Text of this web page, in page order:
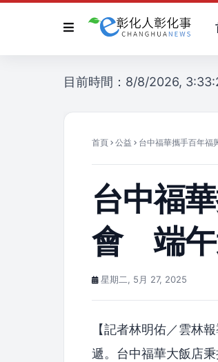
目前時間：8/8/2026,
首頁 公益 台中福華攜手百年
台中福
會 端午
星期二, 5月 27, 2025
【記者林明佑／雲林
遞。台中福華大飯店